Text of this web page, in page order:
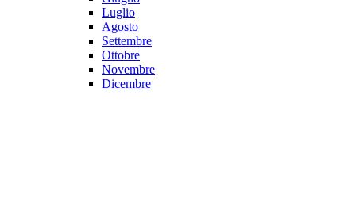
Luglio
Agosto
Settembre
Ottobre
Novembre
Dicembre